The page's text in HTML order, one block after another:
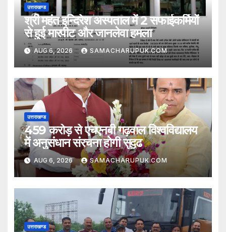
उत्तराखण्ड
श्री महंत इन्दिरेश अस्पताल में 2 सफाईकर्मियों
से हुई मारपीट और जानलेवा हमला
AUG 6, 2026 SAMACHARUPUK.COM
उत्तराखण्ड
459 करोड़ से एचएनबी गढ़वाल विश्वविद्यालय
में अनुसंधान संरचना होगी सुदृढ
AUG 6, 2026 SAMACHARUPUK.COM
उत्तराखण्ड